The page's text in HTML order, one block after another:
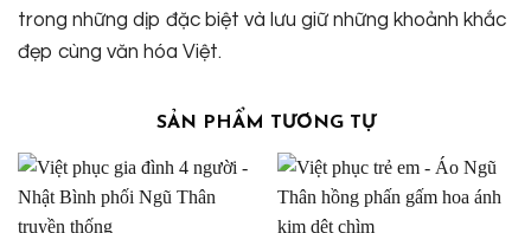
trong những dịp đặc biệt và lưu giữ những khoảnh khắc
đẹp cùng văn hóa Việt.
SẢN PHẨM TƯƠNG TỰ